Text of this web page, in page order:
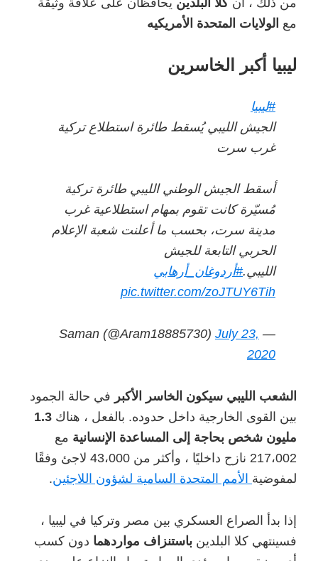
من ذلك ، أنكلا البلدين يحافظان على علاقة وثيقة
مع الولايات المتحدة الأمريكيه
ليبيا أكبر الخاسرين
#ليبيا
الجيش الليبي يُسقط طائرة استطلاع تركية
غرب سرت
أسقط الجيش الوطني الليبي طائرة تركية
مُسيّرة كانت تقوم بمهام استطلاعية غرب
مدينة سرت، بحسب ما أعلنت شعبة الإعلام
الحربي التابعة للجيش
الليبي.#أردوغان_أرهابي
pic.twitter.com/zoJTUY6Tih
— Saman (@Aram18885730)
July 23,
2020
الشعب الليبي سيكون الخاسر الأكبر في حالة الجمود
بين القوى الخارجية داخل حدوده. بالفعل ، هناك 1.3
مليون شخص بحاجة إلى المساعدة الإنسانية مع
217،002 نازح داخليًا ، وأكثر من 43،000 لاجئ وفقًا
لمفوضية الأمم المتحدة السامية لشؤون اللاجئين.
إذا بدأ الصراع العسكري بين مصر وتركيا في ليبيا ،
فسينتهي كلا البلدين باستنزاف مواردهما دون كسب